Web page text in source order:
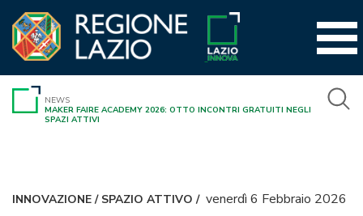
contenuto
NEWS
MAKER FAIRE ACADEMY 2026: OTTO INCONTRI GRATUITI NEGLI
SPAZI ATTIVI
INNOVAZIONE/ SPAZIO ATTIVO / venerdì 6 Febbraio 2026